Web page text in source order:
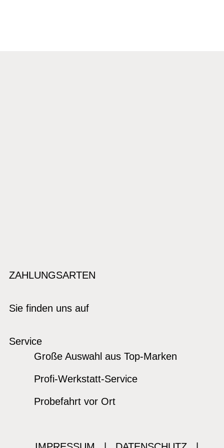
ZAHLUNGSARTEN
Sie finden uns auf
Service
Große Auswahl aus Top-Marken
Profi-Werkstatt-Service
Probefahrt vor Ort